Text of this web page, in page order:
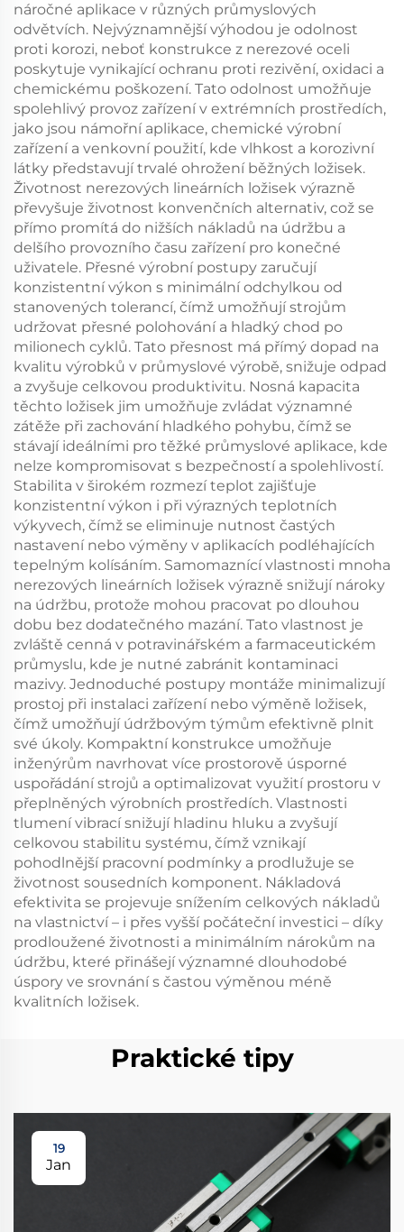
náročné aplikace v různých průmyslových
odvětvích. Nejvýznamnější výhodou je odolnost
proti korozi, neboť konstrukce z nerezové oceli
poskytuje vynikající ochranu proti rezivění, oxidaci a
chemickému poškození. Tato odolnost umožňuje
spolehlivý provoz zařízení v extrémních prostředích,
jako jsou námořní aplikace, chemické výrobní
zařízení a venkovní použití, kde vlhkost a korozivní
látky představují trvalé ohrožení běžných ložisek.
Životnost nerezových lineárních ložisek výrazně
převyšuje životnost konvenčních alternativ, což se
přímo promítá do nižších nákladů na údržbu a
delšího provozního času zařízení pro konečné
uživatele. Přesné výrobní postupy zaručují
konzistentní výkon s minimální odchylkou od
stanovených tolerancí, čímž umožňují strojům
udržovat přesné polohování a hladký chod po
milionech cyklů. Tato přesnost má přímý dopad na
kvalitu výrobků v průmyslové výrobě, snižuje odpad
a zvyšuje celkovou produktivitu. Nosná kapacita
těchto ložisek jim umožňuje zvládat významné
zátěže při zachování hladkého pohybu, čímž se
stávají ideálními pro těžké průmyslové aplikace, kde
nelze kompromisovat s bezpečností a spolehlivostí.
Stabilita v širokém rozmezí teplot zajišťuje
konzistentní výkon i při výrazných teplotních
výkyvech, čímž se eliminuje nutnost častých
nastavení nebo výměny v aplikacích podléhajících
tepelným kolísáním. Samomaznící vlastnosti mnoha
nerezových lineárních ložisek výrazně snižují nároky
na údržbu, protože mohou pracovat po dlouhou
dobu bez dodatečného mazání. Tato vlastnost je
zvláště cenná v potravinářském a farmaceutickém
průmyslu, kde je nutné zabránit kontaminaci
mazivy. Jednoduché postupy montáže minimalizují
prostoj při instalaci zařízení nebo výměně ložisek,
čímž umožňují údržbovým týmům efektivně plnit
své úkoly. Kompaktní konstrukce umožňuje
inženýrům navrhovat více prostorově úsporné
uspořádání strojů a optimalizovat využití prostoru v
přeplněných výrobních prostředích. Vlastnosti
tlumení vibrací snižují hladinu hluku a zvyšují
celkovou stabilitu systému, čímž vznikají
pohodlnější pracovní podmínky a prodlužuje se
životnost sousedních komponent. Nákladová
efektivita se projevuje snížením celkových nákladů
na vlastnictví – i přes vyšší počáteční investici – díky
prodloužené životnosti a minimálním nárokům na
údržbu, které přinášejí významné dlouhodobé
úspory ve srovnání s častou výměnou méně
kvalitních ložisek.
Praktické tipy
19
Jan